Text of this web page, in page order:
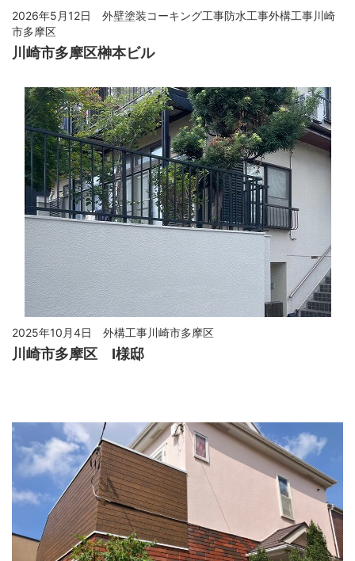
2026年5月12日
外壁塗装コーキング工事防水工事外構工事川崎
市多摩区
川崎市多摩区榊本ビル
2025年10月4日 外構工事川崎市多摩区
川崎市多摩区 I様邸